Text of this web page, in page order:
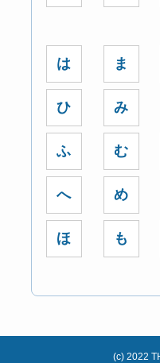
は
ひ
ふ
へ
ほ
ま
み
む
め
も
(c) 2022